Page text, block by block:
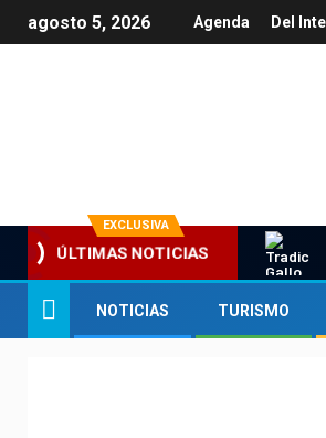
agosto 5, 2026 Agenda Del
EXCLUSIVA
ÚLTIMAS NOTICIAS
NOTICIAS TURISMO